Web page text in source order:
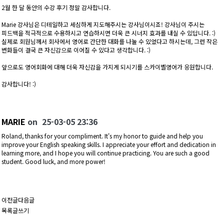
2월 한 달 동안의 수강 후기 정말 감사합니다.
Marie 강사님은 디테일하고 세심하게 지도해주시는 강사님이시죠! 강사님이 주시는
피드백을 적극적으로 수용하시고 연습하시면 더욱 큰 시너지 효과를 내실 수 있답니다. :)
실제로 회원님께서 회사에서 영어로 간단한 대화를 나눌 수 있었다고 하시는데, 그런 작은
변화들이 결국 큰 자신감으로 이어질 수 있다고 생각합니다. :)
앞으로도 영어회화에 대해 더욱 자신감을 가지게 되시기를 스카이벨영어가 응원합니다.
감사합니다! :)
MARIE on 25-03-05 23:36
Roland, thanks for your compliment. It's my honor to guide and help you
improve your English speaking skills. I appreciate your effort and dedication in
learning more, and I hope you will continue practicing. You are such a good
student. Good luck, and more power!
이전글다음글
목록글쓰기